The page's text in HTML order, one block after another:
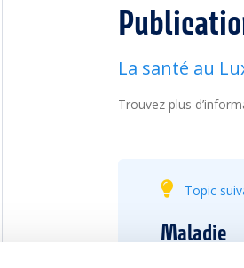
La santé au
Trouvez plus
Topic
Maladie